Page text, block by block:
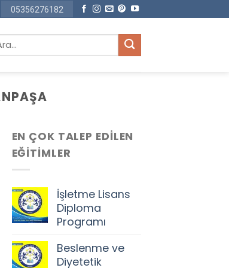
05356276182
EN ÇOK TALEP EDILEN
EĞITIMLER
İşletme Lisans
Diploma
Programı
fiyat:
andaki
Beslenme ve
Diyetetik